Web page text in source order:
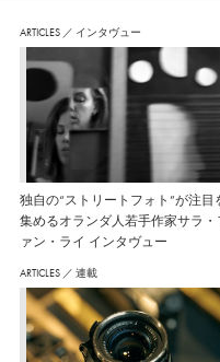
ARTICLES ／ インタヴュー
独自の“ストリートフォト”が注目
集めるオランダ人若手作家サラ・
ァン・ライ インタヴュー
ARTICLES ／ 連載